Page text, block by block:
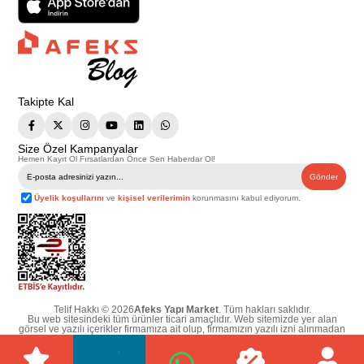
Takipte Kal
Size Özel Kampanyalar
Hemen Kayıt Ol Fırsatlardan Önce Sen Haberdar Ol!
Gönder
Üyelik koşullarını vekişisel verilerimin korunmasını kabul ediyorum.
Telif Hakkı © 2026Afeks Yapı Market. Tüm hakları saklıdır.
Bu web sitesindeki tüm ürünler ticari amaçlıdır. Web sitemizde yer alan
görsel ve yazılı içerikler firmamıza ait olup, firmamızın yazılı izni alınmadan
hiçbir yazılı/görsel içerik, logo, kopyalanamaz, kaynak gösterilemez ve
başka yerlerde kullanılamaz. İçeriklerin izin alınmadan kopyalanması ve
kullanılması 5846 sayılı Fikir ve Sanat Eserleri Yasasına göre suçtur.